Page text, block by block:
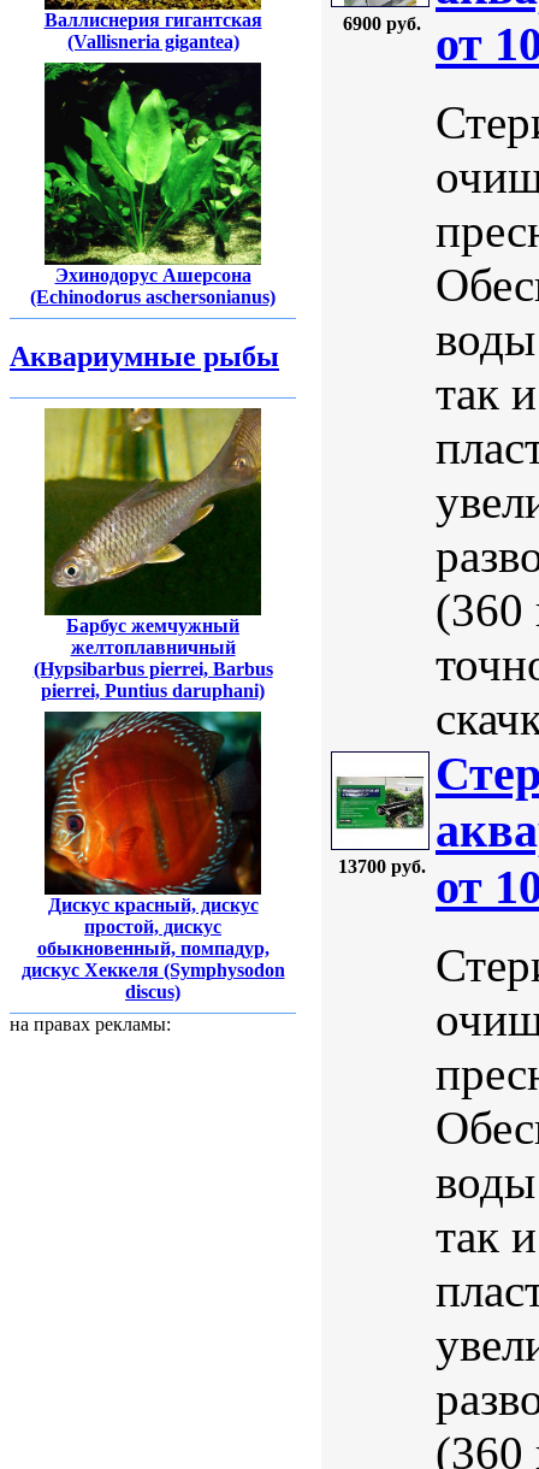
Валлиснерия гигантская
(Vallisneria gigantea)
Эхинодорус Ашерсона
(Echinodorus aschersonianus)
Аквариумные рыбы
Барбус жемчужный
желтоплавничный
(Hypsibarbus pierrei, Barbus
pierrei, Puntius daruphani)
Дискус красный, дискус
простой, дискус
обыкновенный, помпадур,
дискус Хеккеля (Symphysodon
discus)
на правах рекламы:
6900 руб.
от
воды
так
(360
13700 руб. от
воды
так
(360